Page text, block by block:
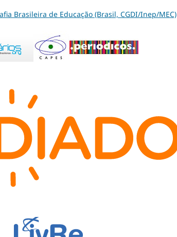
Brasileira de Educação (Brasil, CGDI/Inep/MEC)